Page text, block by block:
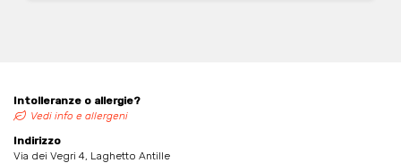
Intolleranze o allergie?
Vedi info e allergeni
Indirizzo
Via dei Vegri 4, Laghetto Antille